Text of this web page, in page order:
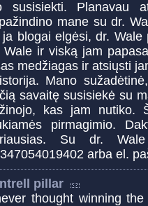
susisiekti. Planavau
mane su dr.
blogai elgėsi, dr.
Wale ir viską jam
medžiagas ir atsiųsti
Mano
savaitę susisiekė su
kas jam nutiko.
pirmagimio.
Su dr. Wale
arba el.
pillar
thought winning